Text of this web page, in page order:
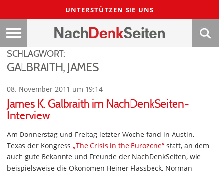
UNTERSTÜTZEN SIE UNS
SCHLAGWORT:
GALBRAITH, JAMES
08. November 2011 um 19:14
James K. Galbraith im NachDenkSeiten-
Interview
Am Donnerstag und Freitag letzter Woche fand in Austin,
Texas der Kongress „The Crisis in the Eurozone“ statt, an dem
auch gute Bekannte und Freunde der NachDenkSeiten, wie
beispielsweise die Ökonomen Heiner Flassbeck, Norman